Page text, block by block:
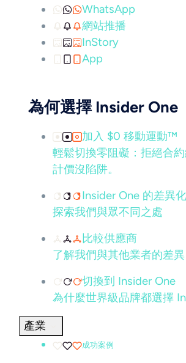
WhatsApp
網站推播
InStory
App
為何選擇 Insider One
加入 $0 移動運動™
輕鬆切換零阻礙：拒絕合
計價沒陷阱。
Insider One 的差異
探索我們與眾不同之處
比較供應商
了解我們與其他業者的差異
切換到 Insider One
為什麼世界級品牌都選擇
產業
成功案例